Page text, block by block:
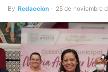
By Redaccion - 25 de noviembre